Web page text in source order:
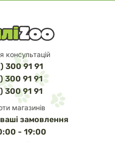
консультацій
300 91 91
300 91 91
300 91 91
магазинів
замовлення
- 19:00